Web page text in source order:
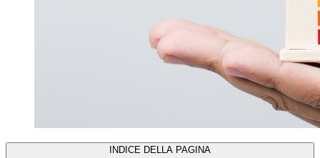
INDICE DELLA PAGINA